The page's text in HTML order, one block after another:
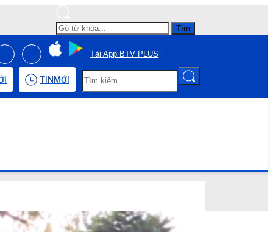
Tìm
Tải App BTV PLUS
TIN MỚI